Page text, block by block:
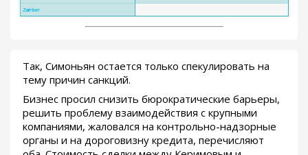
Так, Симоньян остается только спекулировать на
тему причин санкций.
Бизнес просил снизить бюрократические барьеры,
решить проблему взаимодействия с крупными
компаниями, жаловался на контрольно-надзорные
органы и на дороговизну кредита, перечисляют